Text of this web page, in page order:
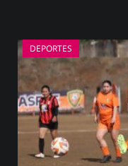
DEPORTES